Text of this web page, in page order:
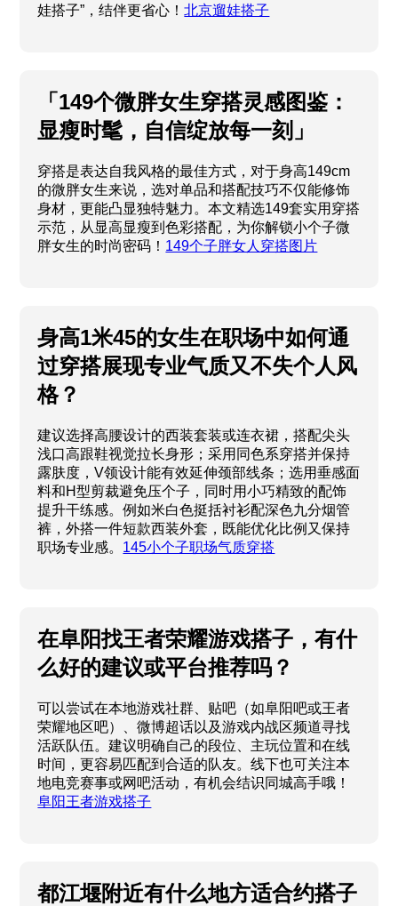
娃搭子”，结伴更省心！北京遛娃搭子
「149个微胖女生穿搭灵感图鉴：
显瘦时髦，自信绽放每一刻」
穿搭是表达自我风格的最佳方式，对于身高149cm
的微胖女生来说，选对单品和搭配技巧不仅能修饰
身材，更能凸显独特魅力。本文精选149套实用穿搭
示范，从显高显瘦到色彩搭配，为你解锁小个子微
胖女生的时尚密码！ 149个子胖女人穿搭图片
身高1米45的女生在职场中如何通
过穿搭展现专业气质又不失个人风
格？
建议选择高腰设计的西装套装或连衣裙，搭配尖头
浅口高跟鞋视觉拉长身形；采用同色系穿搭并保持
露肤度，V领设计能有效延伸颈部线条；选用垂感面
料和H型剪裁避免压个子，同时用小巧精致的配饰
提升干练感。例如米白色挺括衬衫配深色九分烟管
裤，外搭一件短款西装外套，既能优化比例又保持
职场专业感。 145小个子职场气质穿搭
在阜阳找王者荣耀游戏搭子，有什
么好的建议或平台推荐吗？
可以尝试在本地游戏社群、贴吧（如阜阳吧或王者
荣耀地区吧）、微博超话以及游戏内战区频道寻找
活跃队伍。建议明确自己的段位、主玩位置和在线
时间，更容易匹配到合适的队友。线下也可关注本
地电竞赛事或网吧活动，有机会结识同城高手哦！
阜阳王者游戏搭子
都江堰附近有什么地方适合约搭子